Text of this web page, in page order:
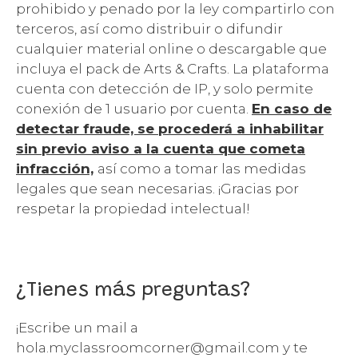
prohibido y penado por la ley compartirlo con
terceros, así como distribuir o difundir
cualquier material online o descargable que
incluya el pack de Arts & Crafts. La plataforma
cuenta con detección de IP, y solo permite
conexión de 1 usuario por cuenta. En caso de
detectar fraude, se procederá a inhabilitar
sin previo aviso a la cuenta que cometa
infracción, así como a tomar las medidas
legales que sean necesarias. ¡Gracias por
respetar la propiedad intelectual!
¿Tienes más preguntas?
¡Escribe un mail a
hola.myclassroomcorner@gmail.com y te